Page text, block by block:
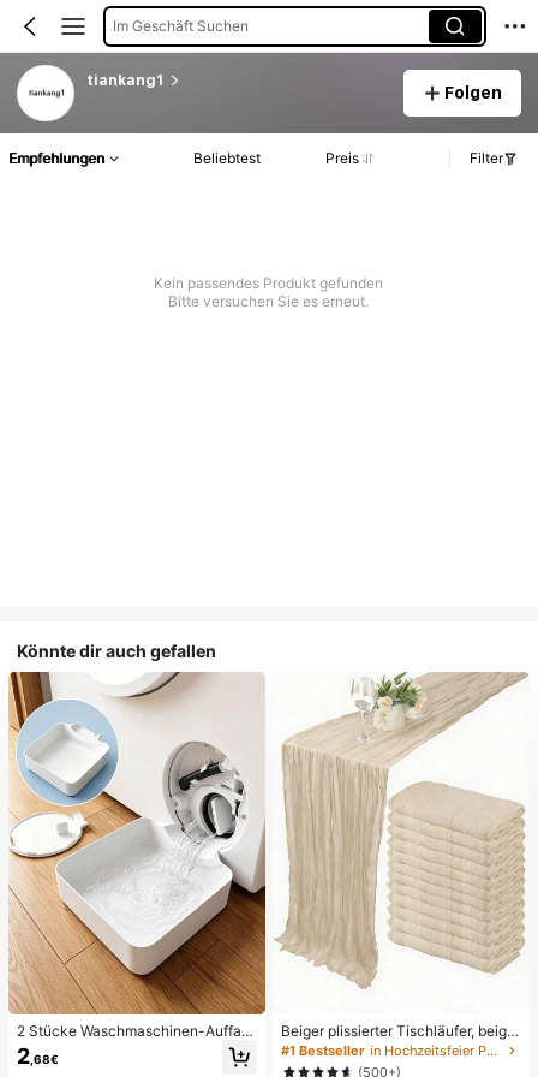
Im Geschäft Suchen
tiankang1
Folgen
Empfehlungen Beliebtest Preis Filter
Kein passendes Produkt gefunden
Bitte versuchen Sie es erneut.
Könnte dir auch gefallen
2 Stücke Waschmaschinen-Auffan
gwanne Tropfschale, wasserdichte
Bodenschutzmatte für Waschraum,
2 ,68€
Beiger plissierter Tischläufer, beige
Tischdecke, Geburtstagsfeier-Zub
ehör, Geburtstagsdekoration, hellbr
#1 Bestseller
in Hochzeitsfeier Party-Tischdecke
(500+)